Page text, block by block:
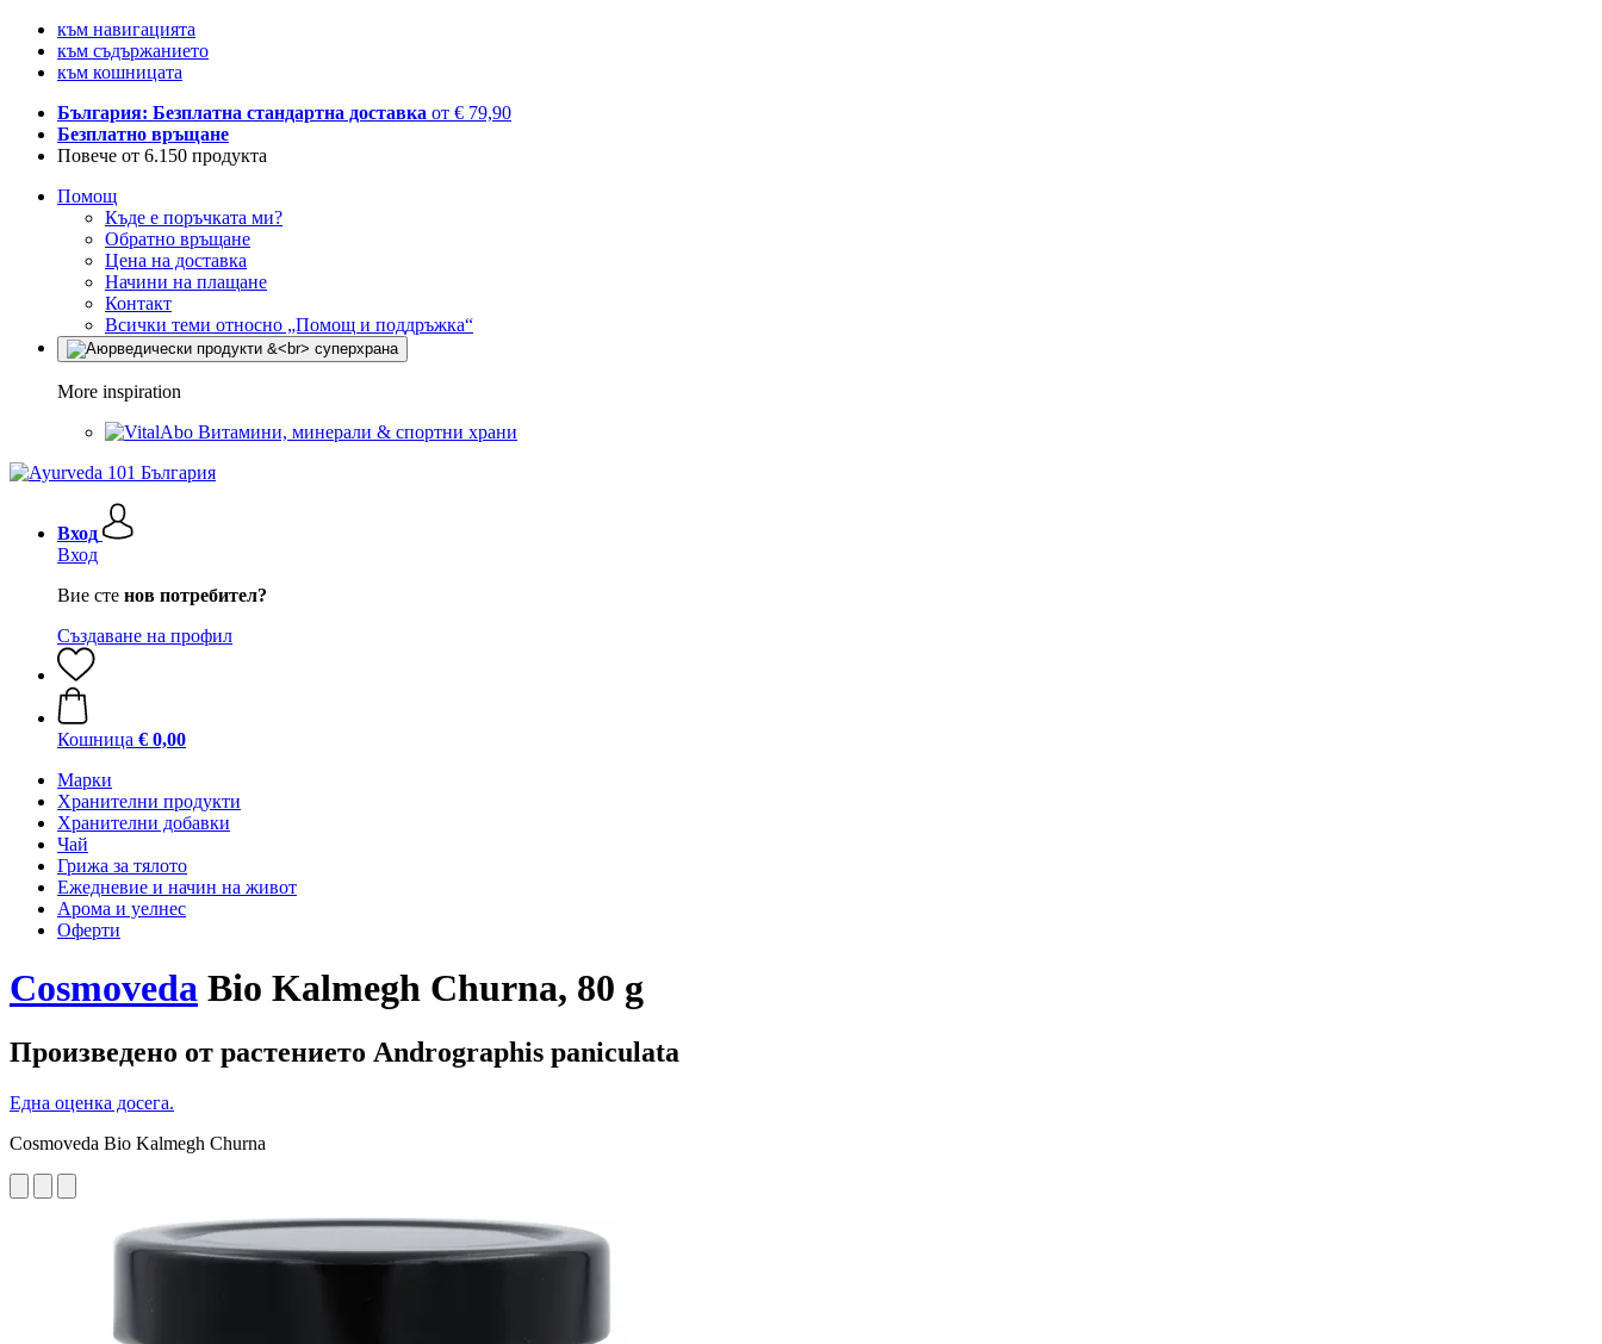
към навигацията
към съдържанието
към кошницата
България: Безплатна стандартна доставка от € 79,90
Безплатно връщане
Повече от 6.150 продукта
Помощ
Къде е поръчката ми?
Обратно връщане
Цена на доставка
Начини на плащане
Контакт
Всички теми относно „Помощ и поддръжка“
More inspiration
Витамини, минерали & спортни храни
Вход
Вход
Вие сте нов потребител?
Създаване на профил
Кошница € 0,00
Марки
Хранителни продукти
Хранителни добавки
Чай
Грижа за тялото
Ежедневие и начин на живот
Арома и уелнес
Оферти
Cosmoveda Bio Kalmegh Churna, 80 g
Произведено от растението Andrographis paniculata
Една оценка досега.
Cosmoveda Bio Kalmegh Churna